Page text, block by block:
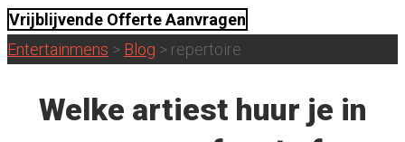
Vrijblijvende Offerte Aanvragen
Entertainmens > Blog > repertoire
Welke artiest huur je in